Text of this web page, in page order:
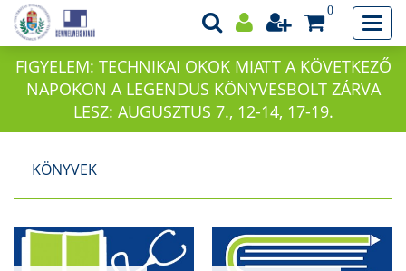
0
FIGYELEM: TECHNIKAI OKOK MIATT A KÖVETKEZŐ
NAPOKON A LEGENDUS KÖNYVESBOLT ZÁRVA
LESZ: AUGUSZTUS 7., 12-14, 17-19.
KÖNYVEK